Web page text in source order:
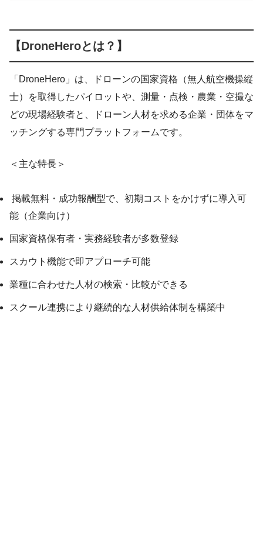
【DroneHeroとは？】
「DroneHero」は、ドローンの国家資格（無人航空機操縦
士）を取得したパイロットや、測量・点検・農業・空撮な
どの現場経験者と、ドローン人材を求める企業・団体をマ
ッチングする専門プラットフォームです。
＜主な特長＞
掲載無料・成功報酬型で、初期コストをかけずに導入可
能（企業向け）
国家資格保有者・実務経験者が多数登録
スカウト機能で即アプローチ可能
業種に合わせた人材の検索・比較ができる
スクール連携により継続的な人材供給体制を構築中